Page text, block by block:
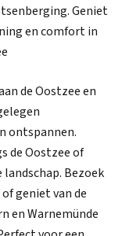
Geniet
en comfort in
de Oostzee en
ontspannen.
de Oostzee of
Bezoek
geniet van de
en Warnemünde